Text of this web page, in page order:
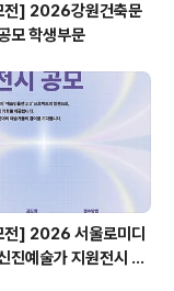
전] 2026강원건축문
모 학생부문
전] 2026 서울로미디
진예술가 지원전시 공